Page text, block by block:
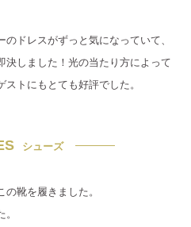
ドレスがずっと気になっていて、
決しました！光の当たり方によって
トにもとても好評でした。
シューズ
靴を履きました。